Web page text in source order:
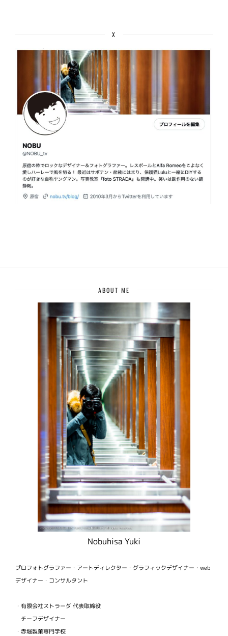
X
ABOUT ME
Nobuhisa Yuki
プロフォトグラファー・アートディレクター・グラフィックデザイナー・web
デザイナー・コンサルタント
・有限会社ストラーダ 代表取締役
チーフデザイナー
・赤堀製菓専門学校